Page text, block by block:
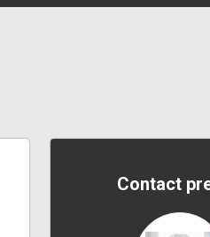
Contact